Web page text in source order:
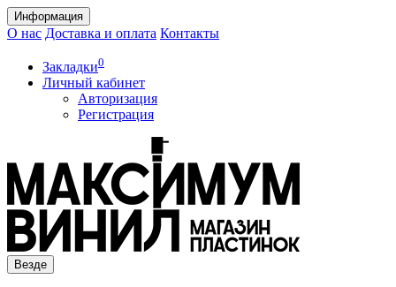
Информация
О нас Доставка и оплата Контакты
Закладки0
Личный кабинет
Авторизация
Регистрация
Везде